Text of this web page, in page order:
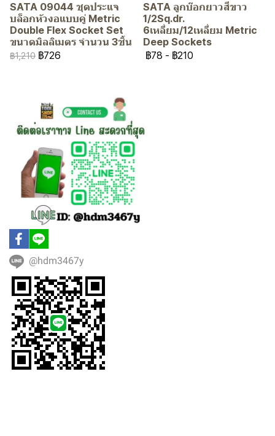
SATA 09044 ชุดประแจ
บล็อกหัวงอแบบคู่ Metric
Double Flex Socket Set
ขนาดมิลลิเมตร จำนวน 3ชิ้น
฿1,210 ฿726
SATA ลูกบ๊อกยาวสีขาว
1/2Sq.dr.
6เหลี่ยม/12เหลี่ยม Metric
Deep Sockets
฿78 - ฿210
@hdm3467y